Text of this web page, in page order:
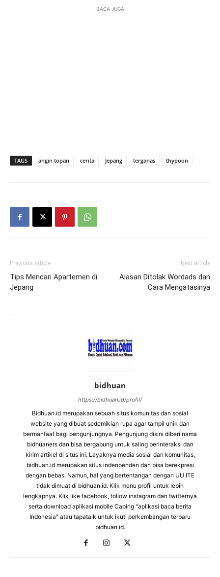
BACA JUGA
TAGS angin topan cerita Jepang terganas thypoon
Previous article
Tips Mencari Apartemen di
Jepang
Next article
Alasan Ditolak Wordads dan
Cara Mengatasinya
bidhuan
https://bidhuan.id/profil/
Bidhuan.id merupakan sebuah situs komunitas dan sosial
website yang dibuat sedemikian rupa agar tampil unik dan
bermanfaat bagi pengunjungnya. Pengunjung disini diberi nama
bidhuaners dan bisa bergabung untuk saling berinteraksi dan
kirim artikel di situs ini. Layaknya media sosial dan komunitas,
bidhuan.id merupakan situs indenpenden dan bisa berekpresi
dengan bebas. Namun, hal yang bertentangan dengan UU ITE
tidak dimuat di bidhuan.id. Klik menu profil untuk lebih
lengkapnya. Klik like facebook, follow instagram dan twitternya
serta download aplikasi mobile Caping "aplikasi baca berita
Indonesia" atau tapatalk untuk ikuti perkembangan terbaru
bidhuan.id.